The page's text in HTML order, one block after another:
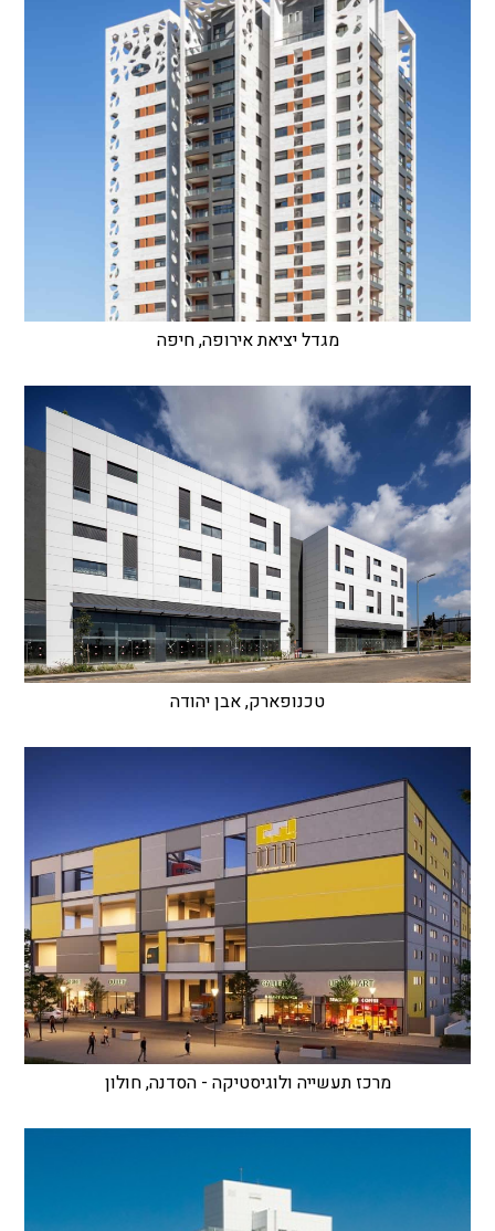
מגדל יציאת אירופה, חיפה
טכנופארק, אבן יהודה
מרכז תעשייה ולוגיסטיקה - הסדנה, חולון